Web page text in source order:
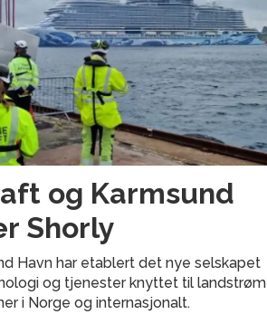
og Karmsund
Shorly
Havn har etablert det nye selskapet
og tjenester knyttet til landstrøm
i Norge og internasjonalt.